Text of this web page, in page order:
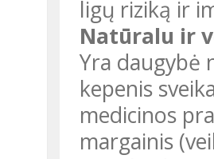
ligų riziką ir
Natūralu ir
Yra daugybė
kepenis
medicinos
margainis